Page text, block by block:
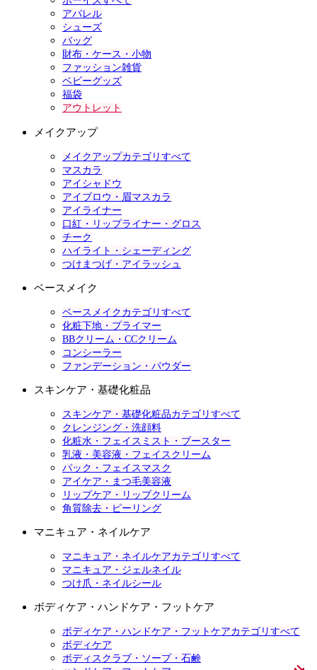
アパレル
シューズ
バッグ
財布・ケース・小物
ファッション雑貨
ベビーグッズ
福袋
アウトレット
メイクアップ
メイクアップカテゴリすべて
マスカラ
アイシャドウ
アイブロウ・眉マスカラ
アイライナー
口紅・リップライナー・グロス
チーク
ハイライト・シェーディング
つけまつげ・アイラッシュ
ベースメイク
ベースメイクカテゴリすべて
化粧下地・プライマー
BBクリーム・CCクリーム
コンシーラー
ファンデーション・パウダー
スキンケア・基礎化粧品
スキンケア・基礎化粧品カテゴリすべて
クレンジング・洗顔料
化粧水・フェイスミスト・ブースター
乳液・美容液・フェイスクリーム
パック・フェイスマスク
アイケア・まつ毛美容液
リップケア・リップクリーム
角質除去・ピーリング
マニキュア・ネイルケア
マニキュア・ネイルケアカテゴリすべて
マニキュア・ジェルネイル
つけ爪・ネイルシール
ボディケア・ハンドケア・フットケア
ボディケア・ハンドケア・フットケアカテゴリすべて
ボディケア
ボディスクラブ・ソープ・石鹸